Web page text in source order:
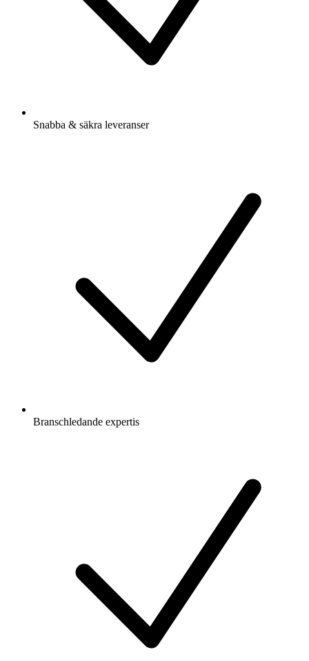
Snabba & säkra leveranser
Branschledande expertis